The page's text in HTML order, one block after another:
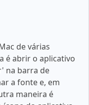
de várias
é abrir o aplicativo
na barra de
a fonte e, em
maneira é